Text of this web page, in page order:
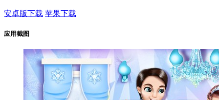
安卓版下载 苹果下载
应用截图